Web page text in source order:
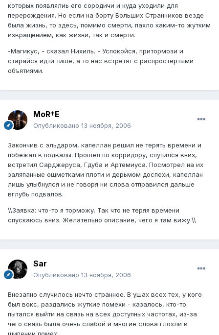
которых появлялиь его сородичи и куда уходили для
перерождения. Но если на борту Больших Странников везде
была жизнь, то здесь, помимо смерти, пахло каким-то жутким
извращением, как жизни, так и смерти.
-Магикус, - сказал Нихиль. - Успокойся, притормози и
старайся идти тише, а то нас встретят с распростертыми
объятиями.
MoR†E
Опубликовано 13 ноября, 2006
Закончив с эльдаром, капеллан решил не терять времени и
побежал в подвалы. Прошел по корридору, спутился вниз,
встретил Сарджеруса, Гдуба и Артемиуса. Посмотрел на их
заляпанные ошметками плоти и дерьмом доспехи, капеллан
лишь улыбнулся и не говоря ни слова отправился дальше
вглубь подвалов.
\\Заявка: что-то я торможу. Так что не теряя времени
спускаюсь вниз. Желательно описание, чего я там вижу.\\
Sar
Опубликовано 13 ноября, 2006
Внезапно случилось нечто странное. В ушах всех тех, у кого
был вокс, раздались жуткие помехи - казалось, кто-то
пытался выйти на связь на всех доступных частотах, из-за
чего связь была очень слабой и многие слова глохли в
шипении помех: